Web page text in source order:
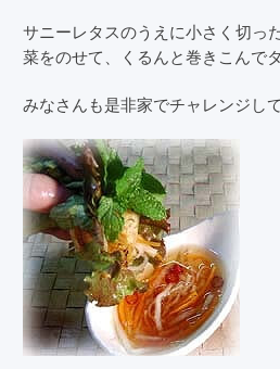
サニーレタスのうえに小さく切っ
菜をのせて、くるんと巻きこんで
みなさんも是非家でチャレンジし